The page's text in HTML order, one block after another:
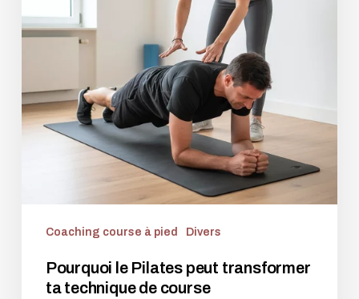
technique
de
Coaching course à pied Divers
Pourquoi le Pilates peut transformer
ta technique de course